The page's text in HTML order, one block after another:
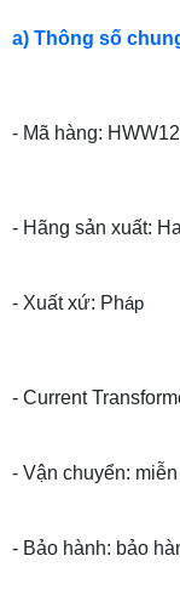
a) Thông số
- Mã hàng:
- Hãng sản xuất:
- Xuất xứ: Pháp
- Current
- Vận chuyển:
- Bảo hành: bảo